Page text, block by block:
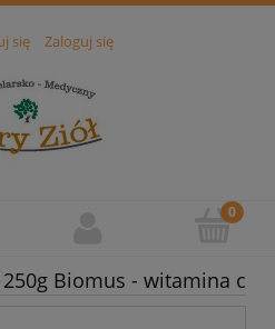
się Zaloguj się
250g Biomus - witamina c